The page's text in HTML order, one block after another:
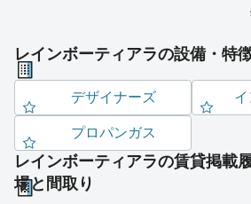
レインボーティアラの設備・特
デザイナーズ
プロパンガス
レインボーティアラの賃貸掲載
場と間取り